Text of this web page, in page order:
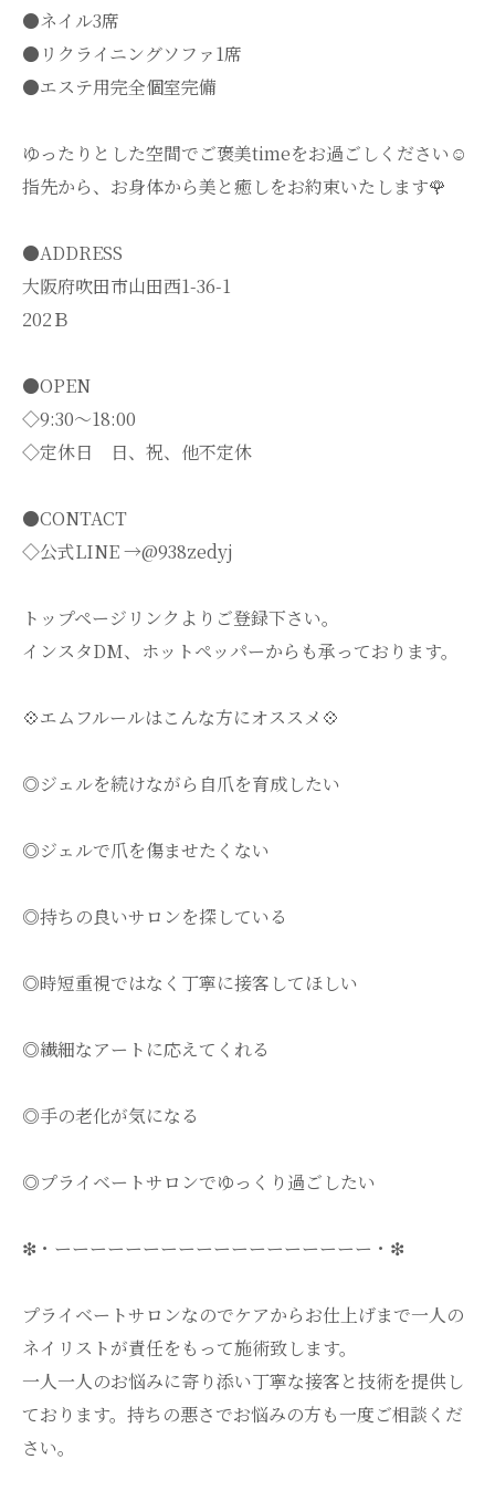
●ネイル3席
●リクライニングソファ1席
●エステ用完全個室完備
ゆったりとした空間でご褒美timeをお過ごしください☺️
指先から、お身体から美と癒しをお約束いたします🌹
●ADDRESS
大阪府吹田市山田西1-36-1
202Ｂ
●OPEN
◇9:30～18:00
◇定休日 日、祝、他不定休
●CONTACT
◇公式LINE →@938zedyj
トップページリンクよりご登録下さい。
インスタDM、ホットペッパーからも承っております。
💠エムフルールはこんな方にオススメ💠
◎ジェルを続けながら自爪を育成したい
◎ジェルで爪を傷ませたくない
◎持ちの良いサロンを探している
◎時短重視ではなく丁寧に接客してほしい
◎繊細なアートに応えてくれる
◎手の老化が気になる
◎プライベートサロンでゆっくり過ごしたい
❇・ーーーーーーーーーーーーーーーーーー・❇
プライベートサロンなのでケアからお仕上げまで一人の
ネイリストが責任をもって施術致します。
一人一人のお悩みに寄り添い丁寧な接客と技術を提供し
ております。持ちの悪さでお悩みの方も一度ご相談くだ
さい。